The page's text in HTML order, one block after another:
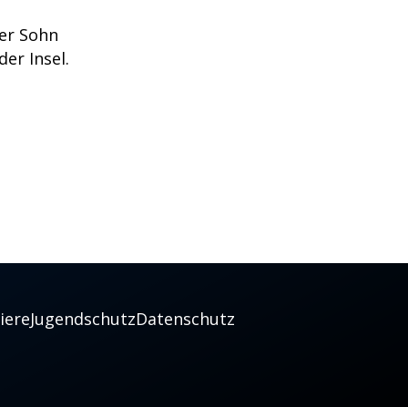
Sohn
Insel.
JugendschutzDatenschutz